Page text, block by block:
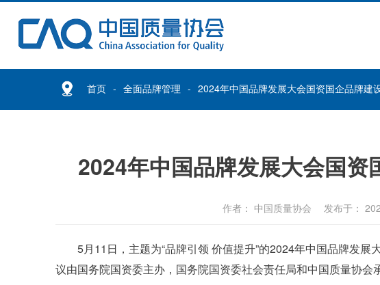
首页 全面品牌管理 2024年中国品牌发展大会国资国企品牌建
2024年中国品牌发展大会国资
作者： 中国质量协会 发布于：
5月11日，主题为“品牌引领 价值提升”的2024年中国品牌发
议由国务院国资委主办，国务院国资委社会责任局和中国质量协会